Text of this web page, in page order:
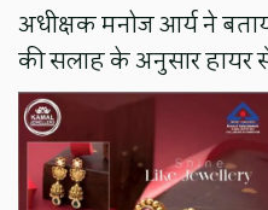
अधीक्षक मनोज आर्य ने
की सलाह के अनुसार हायर